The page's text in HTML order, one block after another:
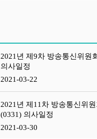
2021년 제9차 방송통신위원
의사일정
2021-03-22
2021년 제11차 방송통신위원
(0331) 의사일정
2021-03-30